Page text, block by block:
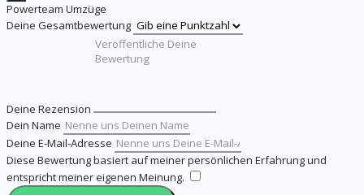
Powerteam Umzüge
Deine Gesamtbewertung
Deine Rezension
Dein Name
Deine E-Mail-Adresse
Diese Bewertung basiert auf meiner persönlichen Erfahrung und
entspricht meiner eigenen Meinung.